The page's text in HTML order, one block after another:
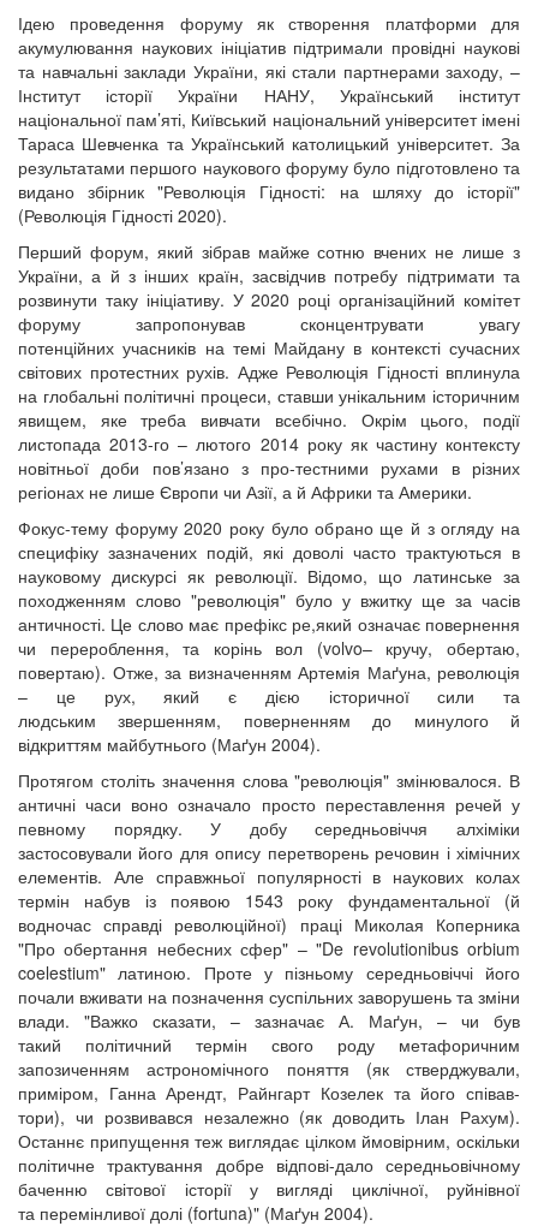
Ідею проведення форуму як створення платформи для
акумулювання наукових ініціатив підтримали провідні наукові
та навчальні заклади України, які стали партнерами заходу, –
Інститут історії України НАНУ, Український інститут
національної пам’яті, Київський національний університет імені
Тараса Шевченка та Український католицький університет. За
результатами першого наукового форуму було підготовлено та
видано збірник "Революція Гідності: на шляху до історії"
(Революція Гідності 2020).
Перший форум, який зібрав майже сотню вчених не лише з
України, а й з інших країн, засвідчив потребу підтримати та
розвинути таку ініціативу. У 2020 році організаційний комітет
форуму запропонував сконцентрувати увагу
потенційних учасників на темі Майдану в контексті сучасних
світових протестних рухів. Адже Революція Гідності вплинула
на глобальні політичні процеси, ставши унікальним історичним
явищем, яке треба вивчати всебічно. Окрім цього, події
листопада 2013-го – лютого 2014 року як частину контексту
новітньої доби пов’язано з про-тестними рухами в різних
регіонах не лише Європи чи Азії, а й Африки та Америки.
Фокус-тему форуму 2020 року було обрано ще й з огляду на
специфіку зазначених подій, які доволі часто трактуються в
науковому дискурсі як революції. Відомо, що латинське за
походженням слово "революція" було у вжитку ще за часів
античності. Це слово має префікс ре,який означає повернення
чи перероблення, та корінь вол (volvo– кручу, обертаю,
повертаю). Отже, за визначенням Артемія Маґуна, революція
– це рух, який є дією історичної сили та
людським звершенням, поверненням до минулого й
відкриттям майбутнього (Маґун 2004).
Протягом століть значення слова "революція" змінювалося. В
античні часи воно означало просто переставлення речей у
певному порядку. У добу середньовіччя алхіміки
застосовували його для опису перетворень речовин і хімічних
елементів. Але справжньої популярності в наукових колах
термін набув із появою 1543 року фундаментальної (й
водночас справді революційної) праці Миколая Коперника
"Про обертання небесних сфер" – "De revolutionibus orbium
coelestium" латиною. Проте у пізньому середньовіччі його
почали вживати на позначення суспільних заворушень та зміни
влади. "Важко сказати, – зазначає А. Маґун, – чи був
такий політичний термін свого роду метафоричним
запозиченням астрономічного поняття (як стверджували,
приміром, Ганна Арендт, Райнгарт Козелек та його співав-
тори), чи розвивався незалежно (як доводить Ілан Рахум).
Останнє припущення теж виглядає цілком ймовірним, оскільки
політичне трактування добре відпові-дало середньовічному
баченню світової історії у вигляді циклічної, руйнівної
та перемінливої долі (fortuna)" (Маґун 2004).